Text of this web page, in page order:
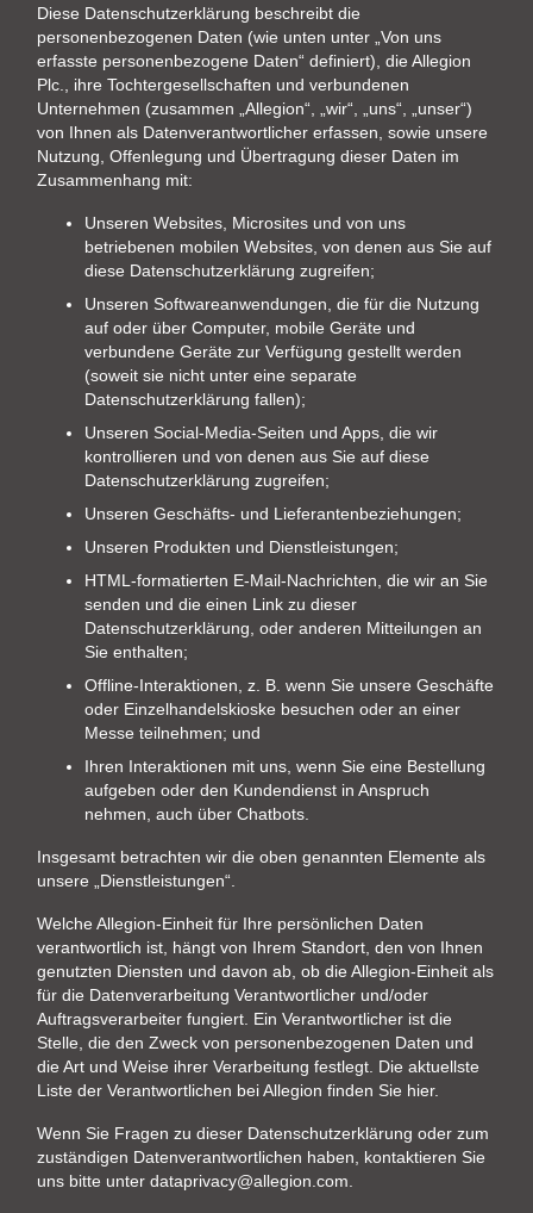
Diese Datenschutzerklärung beschreibt die
personenbezogenen Daten (wie unten unter „Von uns
erfasste personenbezogene Daten“ definiert), die Allegion
Plc., ihre Tochtergesellschaften und verbundenen
Unternehmen (zusammen „Allegion“, „wir“, „uns“, „unser“)
von Ihnen als Datenverantwortlicher erfassen, sowie unsere
Nutzung, Offenlegung und Übertragung dieser Daten im
Zusammenhang mit:
Unseren Websites, Microsites und von uns
betriebenen mobilen Websites, von denen aus Sie auf
diese Datenschutzerklärung zugreifen;
Unseren Softwareanwendungen, die für die Nutzung
auf oder über Computer, mobile Geräte und
verbundene Geräte zur Verfügung gestellt werden
(soweit sie nicht unter eine separate
Datenschutzerklärung fallen);
Unseren Social-Media-Seiten und Apps, die wir
kontrollieren und von denen aus Sie auf diese
Datenschutzerklärung zugreifen;
Unseren Geschäfts- und Lieferantenbeziehungen;
Unseren Produkten und Dienstleistungen;
HTML-formatierten E-Mail-Nachrichten, die wir an Sie
senden und die einen Link zu dieser
Datenschutzerklärung, oder anderen Mitteilungen an
Sie enthalten;
Offline-Interaktionen, z. B. wenn Sie unsere Geschäfte
oder Einzelhandelskioske besuchen oder an einer
Messe teilnehmen; und
Ihren Interaktionen mit uns, wenn Sie eine Bestellung
aufgeben oder den Kundendienst in Anspruch
nehmen, auch über Chatbots.
Insgesamt betrachten wir die oben genannten Elemente als
unsere „Dienstleistungen“.
Welche Allegion-Einheit für Ihre persönlichen Daten
verantwortlich ist, hängt von Ihrem Standort, den von Ihnen
genutzten Diensten und davon ab, ob die Allegion-Einheit als
für die Datenverarbeitung Verantwortlicher und/oder
Auftragsverarbeiter fungiert. Ein Verantwortlicher ist die
Stelle, die den Zweck von personenbezogenen Daten und
die Art und Weise ihrer Verarbeitung festlegt. Die aktuellste
Liste der Verantwortlichen bei Allegion finden Sie hier.
Wenn Sie Fragen zu dieser Datenschutzerklärung oder zum
zuständigen Datenverantwortlichen haben, kontaktieren Sie
uns bitte unter dataprivacy@allegion.com